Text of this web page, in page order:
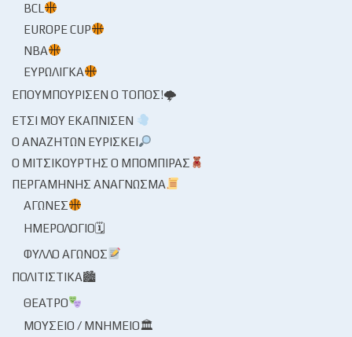
BCL
EUROPE CUP
NBA
ΕΥΡΩΛΊΓΚΑ
ΕΠΟΥΜΠΟΎΡΙΣΕΝ Ο ΤΌΠΟΣ!🌩
ΈΤΣΙ ΜΟΥ ΕΚΆΠΝΙΣΕΝ
Ο ΑΝΑΖΗΤΏΝ ΕΥΡΊΣΚΕΙ
Ο ΜΙΤΣΙΚΟΥΡΤΉΣ Ο ΜΠΌΜΠΙΡΑΣ
ΠΕΡΓΑΜΗΝΉΣ ΑΝΆΓΝΩΣΜΑ
ΑΓΏΝΕΣ
ΗΜΕΡΟΛΌΓΙΟ🗓
ΦΎΛΛΟ ΑΓΏΝΟΣ
ΠΟΛΙΤΙΣΤΙΚΆ🏙
ΘΈΑΤΡΟ
ΜΟΥΣΕΊΟ / ΜΝΗΜΕΊΟ🏛